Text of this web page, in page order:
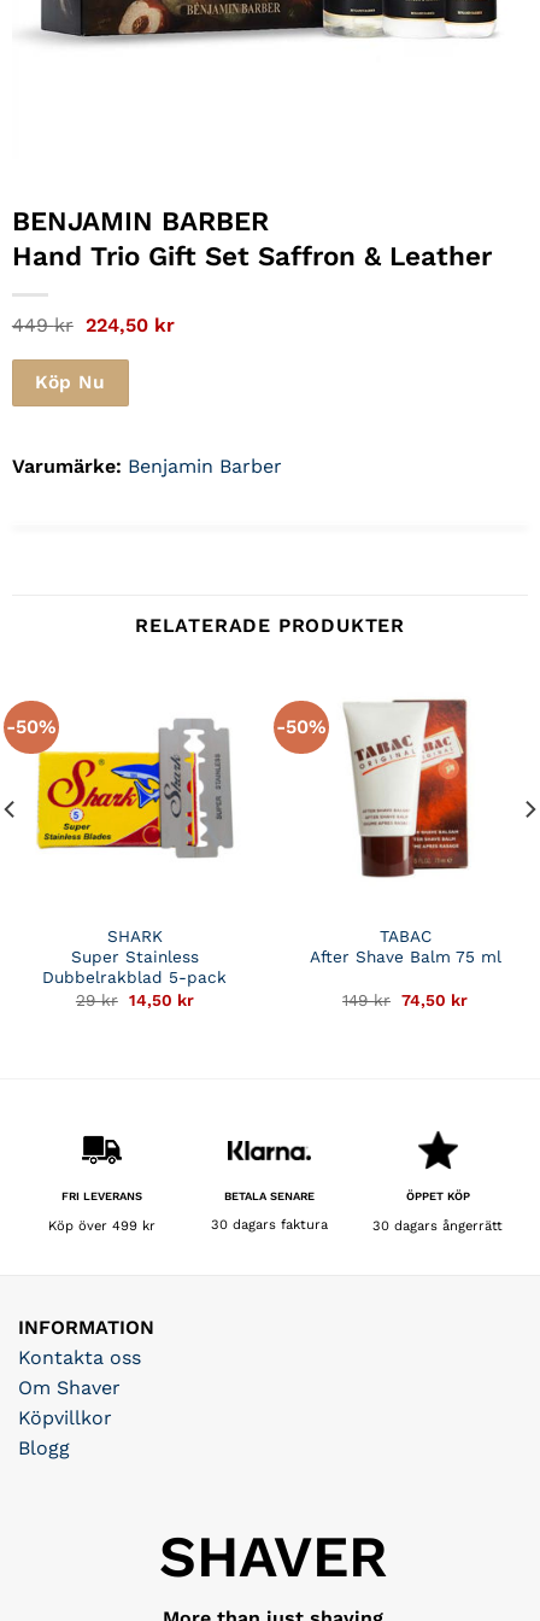
BENJAMIN BARBER
Hand Trio Gift Set Saffron & Leather
449kr Det
ursprungliga
priset
var:
449 kr.
224,50 krDet
Köp Nu
Varumärke: Benjamin Barber
RELATERADE PRODUKTER
-50%
SHARK
Super Stainless
Dubbelrakblad 5-pack
29kr Det
ursprungliga
14,50 krDet
-50%
TABAC
After Shave Balm 75 ml
149kr Det
ursprungliga
74,50 krDet
FRI LEVERANS
Köp över 499 kr
BETALA SENARE
30 dagars faktura
ÖPPET KÖP
30 dagars ångerrätt
INFORMATION
Kontakta oss
Om Shaver
Köpvillkor
Blogg
SHAVER